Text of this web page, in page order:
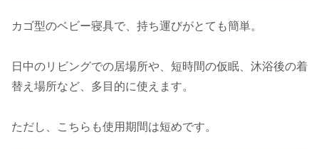
カゴ型のベビー寝具で、持ち運びがとても簡単。
日中のリビングでの居場所や、短時間の仮眠、沐浴後の着
替え場所など、多目的に使えます。
ただし、こちらも使用期間は短めです。